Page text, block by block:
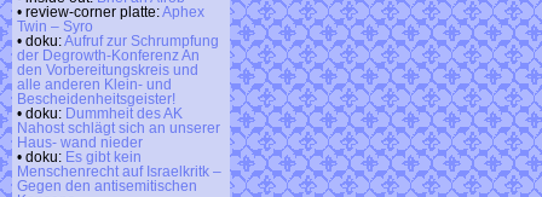
• review-corner platte:Aphex
Twin – Syro
• doku:Aufruf zur Schrumpfung
der Degrowth-Konferenz An
den Vorbereitungskreis und
alle anderen Klein- und
Bescheidenheitsgeister!
• doku: Dummheit des AK
Nahost schlägt sich an unserer
Haus- wand nieder
• doku: Es gibt kein
Menschenrecht auf Israelkritk –
Gegen den antisemitischen